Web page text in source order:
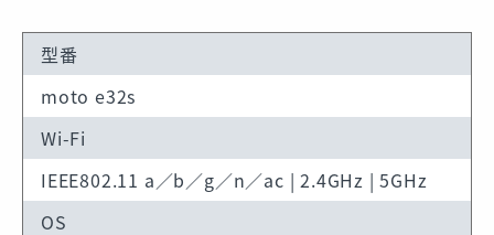
型番
moto e32s
Wi-Fi
IEEE802.11 a／b／g／n／ac | 2.4GHz | 5GHz
OS